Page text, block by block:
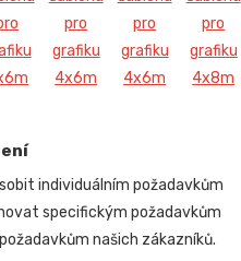
individuálním požadavkům
specifickým požadavkům
našich zákazníků.